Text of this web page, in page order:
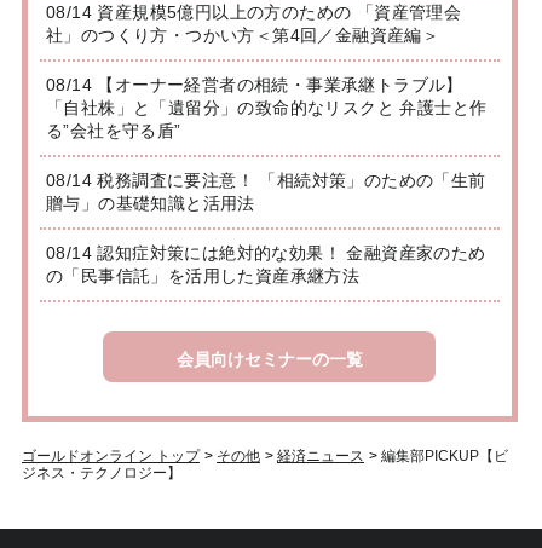
08/14 資産規模5億円以上の方のための 「資産管理会
社」のつくり方・つかい方＜第4回／金融資産編＞
08/14 【オーナー経営者の相続・事業承継トラブル】
「自社株」と「遺留分」の致命的なリスクと 弁護士と作
る”会社を守る盾”
08/14 税務調査に要注意！ 「相続対策」のための「生前
贈与」の基礎知識と活用法
08/14 認知症対策には絶対的な効果！ 金融資産家のため
の「民事信託」を活用した資産承継方法
会員向けセミナーの一覧
ゴールドオンライン トップ > その他 > 経済ニュース > 編集部PICKUP【ビ
ジネス・テクノロジー】